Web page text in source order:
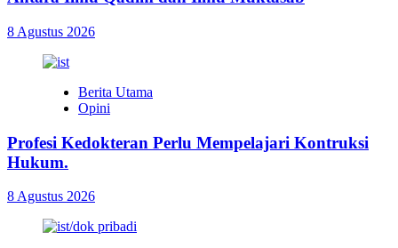
8 Agustus 2026
Berita Utama
Opini
Profesi Kedokteran Perlu Mempelajari Kontruksi
Hukum.
8 Agustus 2026